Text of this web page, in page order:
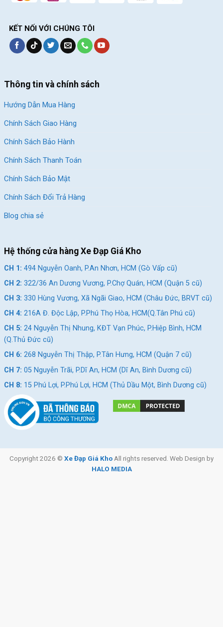
KẾT NỐI VỚI CHÚNG TÔI
Thông tin và chính sách
Hướng Dẫn Mua Hàng
Chính Sách Giao Hàng
Chính Sách Bảo Hành
Chính Sách Thanh Toán
Chính Sách Bảo Mật
Chính Sách Đổi Trả Hàng
Blog chia sẻ
Hệ thống cửa hàng Xe Đạp Giá Kho
CH 1: 494 Nguyễn Oanh, P.An Nhơn, HCM (Gò Vấp cũ)
CH 2: 322/36 An Dương Vương, P.Chợ Quán, HCM (Quận 5 cũ)
CH 3: 330 Hùng Vương, Xã Ngãi Giao, HCM (Châu Đức, BRVT cũ)
CH 4: 216A Đ. Độc Lập, P.Phú Thọ Hòa, HCM(Q.Tân Phú cũ)
CH 5: 24 Nguyễn Thị Nhung, KĐT Vạn Phúc, P.Hiệp Bình, HCM
(Q.Thủ Đức cũ)
CH 6: 268 Nguyễn Thị Thập, P.Tân Hưng, HCM (Quận 7 cũ)
CH 7: 05 Nguyễn Trãi, P.Dĩ An, HCM (Dĩ An, Bình Dương cũ)
CH 8: 15 Phú Lợi, P.Phú Lợi, HCM (Thủ Dầu Một, Bình Dương cũ)
Copyright 2026 © Xe Đạp Giá Kho All rights reserved. Web Design by
HALO MEDIA